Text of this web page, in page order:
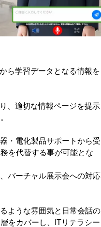
ら学習データとなる情報を
、適切な情報ページを提示
・電化製品サポートから受
を代替する事が可能とな
バーチャル展示会への対応
ような雰囲気と日常会話の
をカバーし、ITリテラシー